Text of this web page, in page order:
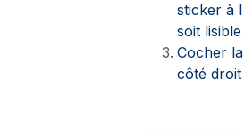
sticker à
soit
Cocher
côté